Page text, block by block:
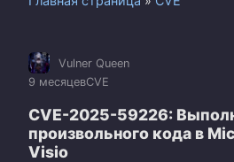
Vulner Queen
9 месяцевCVE
CVE-2025-59226:
произвольного кода в
Visio